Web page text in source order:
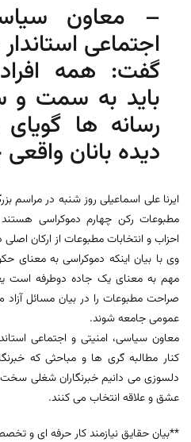
– معاون
اجتماعی
گفت: همه افراد
باید به سمت و
رسانه ها
دیده بانان
ایرنا علی اسماعیلی روز شنبه در مراسم
مطبوعات رکن چهارم دموکراسی هستند
احزاب و انتخابات مطبوعات از ارکان
وی با بیان اینکه دموکراسی به
مهم به معنای یک جاده دوطرفه است
صراحت مطبوعات را در بیان مسائل آزاد
عمومی جامعه شوند.
معاون سیاسی، امنیتی و اجتماعی
کنار مطالبه گری ها و مباحثی که
دلسوزی می دانیم خبرنگاران شغلی سخت
عشق و علاقه انتخاب می کنند.
**بیان حقایق نیازمند کار حرفه ای و